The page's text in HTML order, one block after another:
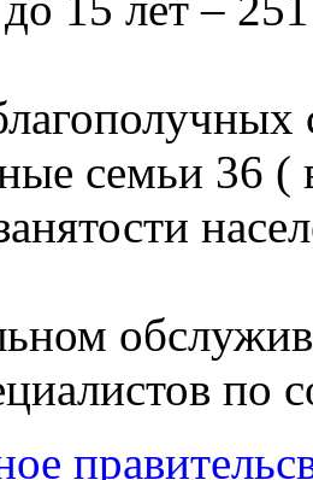
семьи 36 (
по